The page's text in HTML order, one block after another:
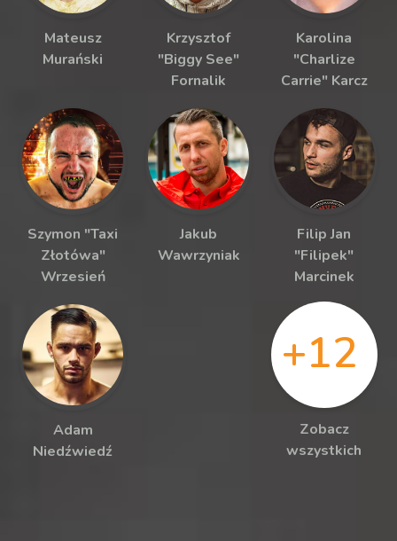
Mateusz
Murański
Krzysztof
"Biggy See"
Fornalik
Karolina
"Charlize
Carrie" Karcz
Szymon "Taxi
Złotówa"
Wrzesień
Jakub
Wawrzyniak
Filip Jan
"Filipek"
Marcinek
Adam
Niedźwiedź
+12
Zobacz
wszystkich